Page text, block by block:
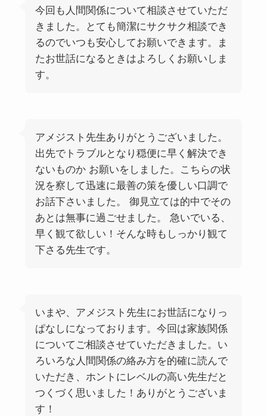
今回も人間関係について相談させていただ
きました。とても簡潔にサクサク相談でき
るのでいつも安心してお願いできます。ま
たお世話になるときはよろしくお願いしま
す。
アメジスト先生ありがとうございました。
出先でトラブルとなり穏便に早く解決でき
ないものか お願いをしました。こちらの状
況を察して迅速に最善の策を優しい口調で
お話下さいました。 御見立ては的中でその
あとは無事に過ごせました。 急いでいる、
早く観て欲しい！そんな時もしっかり観て
下さる先生です。
いまや、アメジスト先生にお世話になりっ
ぱなしになっております。今回は家族関係
についてご相談させていただきました。い
ろいろな人間関係の絡み方を的確に読んで
いただき、ホントにレベルの高い先生だと
つくづく思いました！ありがとうございま
す！